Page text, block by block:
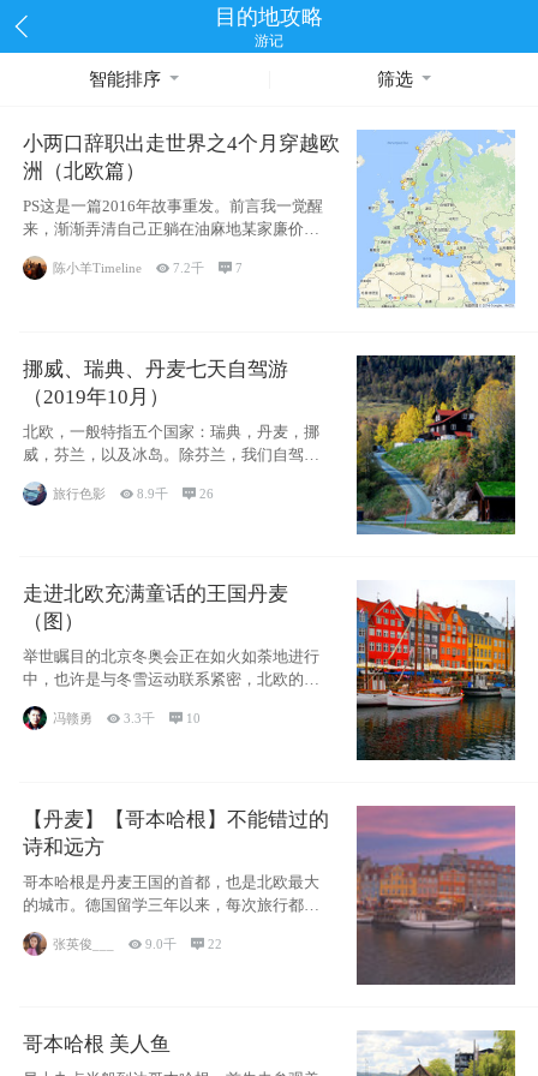
目的地攻略
游记
智能排序 筛选
小两口辞职出走世界之4个月穿越欧
洲（北欧篇）
PS这是一篇2016年故事重发。前言我一觉醒
来，渐渐弄清自己正躺在油麻地某家廉价宾
馆
陈小羊Timeline 7.2千 7
挪威、瑞典、丹麦七天自驾游
（2019年10月）
北欧，一般特指五个国家：瑞典，丹麦，挪
威，芬兰，以及冰岛。除芬兰，我们自驾游
旅行色影 8.9千 26
走进北欧充满童话的王国丹麦
（图）
举世瞩目的北京冬奥会正在如火如荼地进行
中，也许是与冬雪运动联系紧密，北欧的一
些国家因
冯赣勇 3.3千  10
【丹麦】【哥本哈根】不能错过的
诗和远方
哥本哈根是丹麦王国的首都，也是北欧最大
的城市。德国留学三年以来，每次旅行都是
张英俊___ 9.0千 22
哥本哈根 美人鱼